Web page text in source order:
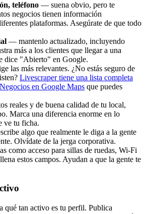
teléfono — suena obvio, pero te
negocios tienen información
plataformas. Asegúrate de que todo
— mantenlo actualizado, incluyendo
más a los clientes que llegar a una
dice "Abierto" en Google.
las más relevantes. ¿No estás seguro de
Livescraper tiene una lista completa
en Google Maps que puedes
reales y de buena calidad de tu local,
Marca una diferencia enorme en lo
ve tu ficha.
algo que realmente le diga a la gente
Olvídate de la jerga corporativa.
como acceso para sillas de ruedas, Wi-Fi
estos campos. Ayudan a que la gente te
qué tan activo es tu perfil. Publica